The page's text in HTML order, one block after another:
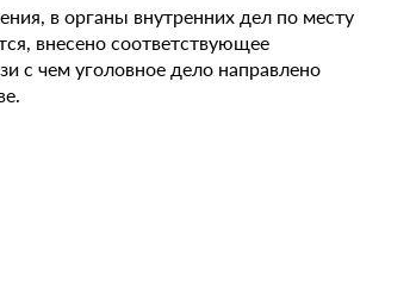
в органы внутренних дел по месту
внесено соответствующее
с чем уголовное дело направлено